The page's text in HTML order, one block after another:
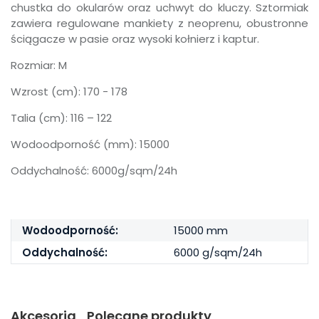
chustka do okularów oraz uchwyt do kluczy. Sztormiak
zawiera regulowane mankiety z neoprenu, obustronne
ściągacze w pasie oraz wysoki kołnierz i kaptur.
Rozmiar: M
Wzrost (cm): 170 - 178
Talia (cm): 116 – 122
Wodoodporność (mm): 15000
Oddychalność: 6000g/sqm/24h
Wodoodporność:
15000 mm
Oddychalność:
6000 g/sqm/24h